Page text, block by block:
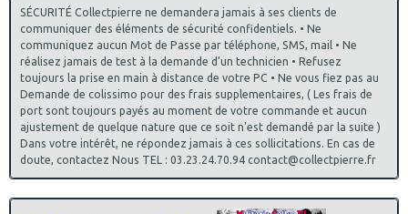
SÉCURITÉ Collectpierre ne demandera jamais à ses clients de
communiquer des éléments de sécurité confidentiels. • Ne
communiquez aucun Mot de Passe par téléphone, SMS, mail • Ne
réalisez jamais de test à la demande d’un technicien • Refusez
toujours la prise en main à distance de votre PC • Ne vous fiez pas au
Demande de colissimo pour des frais supplementaires, ( Les frais de
port sont toujours payés au moment de votre commande et aucun
ajustement de quelque nature que ce soit n'est demandé par la suite )
Dans votre intérêt, ne répondez jamais à ces sollicitations. En cas de
doute, contactez Nous TEL : 03.23.24.70.94 contact@collectpierre.fr